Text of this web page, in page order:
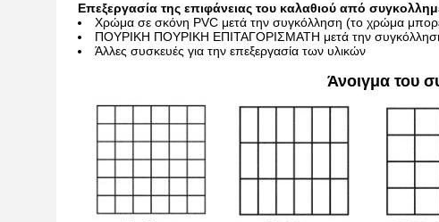
Επεξεργασία της επιφάνειας του καλαθιού από
Χρώμα σε σκόνη PVC μετά την συγκόλληση (το χρώμα
ΠΟΥΡΙΚΗ ΠΟΥΡΙΚΗ ΕΠΙΤΑΓΟΡΙΣΜΑΤΗ μετά την
Άλλες συσκευές για την επεξεργασία των υλικών
Άνοιγμα του